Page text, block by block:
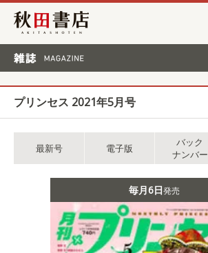
秋田書店
プリンセス 2021年5月号
最新号 電子版
バック
ナンバー
毎月6日発売